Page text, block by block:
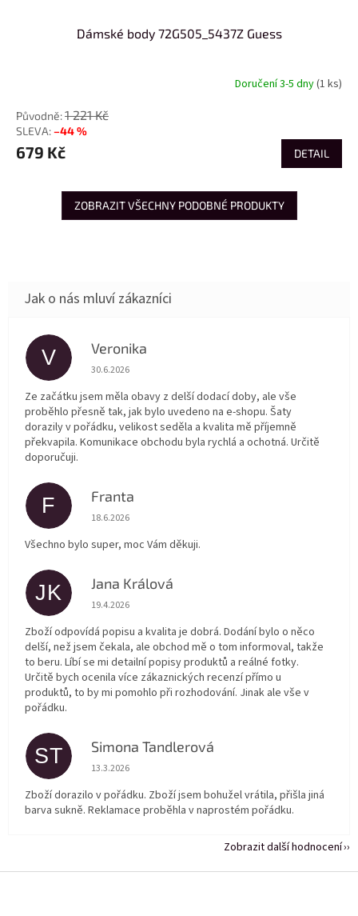
Dámské body 72G505_5437Z Guess
Doručení 3-5 dny(1 ks)
1 221 Kč
–44 %
679 Kč DETAIL
ZOBRAZIT VŠECHNY PODOBNÉ PRODUKTY
V Veronika
Hodnocení obchodu je 5 z 5 hvězdiček.
30.6.2026
Ze začátku jsem měla obavy z delší dodací doby, ale vše
proběhlo přesně tak, jak bylo uvedeno na e-shopu. Šaty
dorazily v pořádku, velikost seděla a kvalita mě příjemně
překvapila. Komunikace obchodu byla rychlá a ochotná. Určitě
doporučuji.
F Franta
Hodnocení obchodu je 5 z 5 hvězdiček.
18.6.2026
Všechno bylo super, moc Vám děkuji.
JK Jana Králová
Hodnocení obchodu je 5 z 5 hvězdiček.
19.4.2026
Zboží odpovídá popisu a kvalita je dobrá. Dodání bylo o něco
delší, než jsem čekala, ale obchod mě o tom informoval, takže
to beru. Líbí se mi detailní popisy produktů a reálné fotky.
Určitě bych ocenila více zákaznických recenzí přímo u
produktů, to by mi pomohlo při rozhodování. Jinak ale vše v
pořádku.
ST Simona Tandlerová
Hodnocení obchodu je 5 z 5 hvězdiček.
13.3.2026
Zboží dorazilo v pořádku. Zboží jsem bohužel vrátila, přišla jiná
barva sukně. Reklamace proběhla v naprostém pořádku.
Zobrazit další hodnocení